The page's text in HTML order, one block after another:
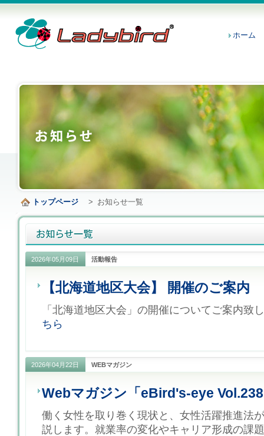
ホーム
トップページ > お知らせ一覧
2026年05月09日 活動報告
【北海道地区大会】 開催のご案内
「北海道地区大会」の開催についてご案内
ちら
2026年04月22日 WEBマガジン
Webマガジン「eBird's-eye
働く女性を取り巻く現状と、女性活躍推進法
説します。就業率の変化やキャリア形成の課